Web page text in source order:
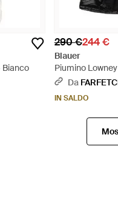
Bianco
290 €244 €
Blauer
Piumino
NeroDa
IN SALDO